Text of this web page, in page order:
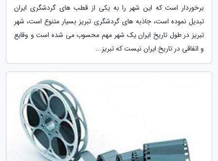
برخوردار است که این شهر را به یکی از قطب های گردشگری ایران
تبدیل نموده است، جاذبه های گردشگری تبریز بسیار متنوع است، شهر
تبریز در طول تاریخ ایران یک شهر مهم محسوب می شده است و وقایع
و اتفاقی در تاریخ ایران نیست که تبریز...